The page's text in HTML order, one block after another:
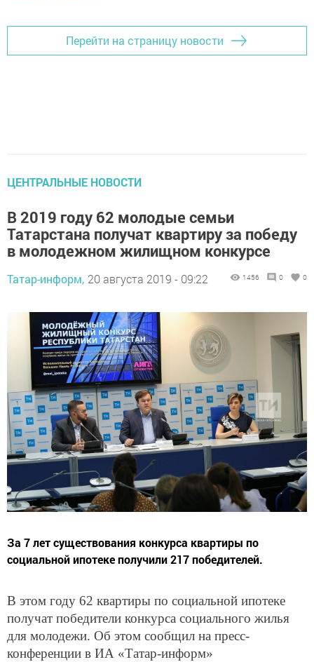
Перейти на страницу новости
ЦЕНТРАЛЬНЫЕ НОВОСТИ
В 2019 году 62 молодые семьи
Татарстана получат квартиру за победу
в молодежном жилищном конкурсе
Татар-информ, 20 августа 2019 - 09:22 1456 0 0
За 7 лет существования конкурса квартиры по
социальной ипотеке получили 217 победителей.
В этом году 62 квартиры по социальной ипотеке
получат победители конкурса социального жилья
для молодежи. Об этом сообщил на пресс-
конференции в ИА «Татар-информ»